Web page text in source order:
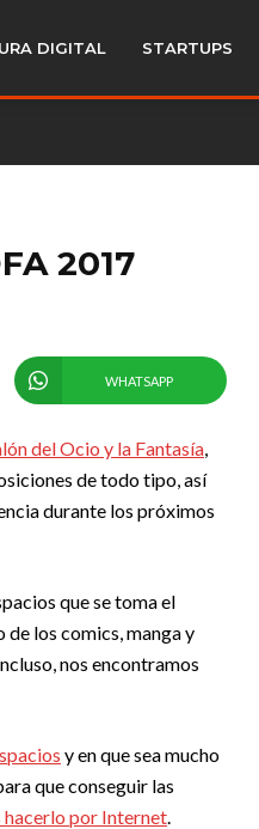
DIGITAL STARTUPS
2017
WHATSAPP
del Ocio y la Fantasía,
de todo tipo, así
durante los próximos
que se toma el
los comics, manga y
nos encontramos
y en que sea mucho
que conseguir las
hacerlo por Internet.